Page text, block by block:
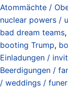
Atommächte /
nuclear powers /
bad dream teams,
booting Trump,
Einladungen /
Beerdigungen /
/ weddings /